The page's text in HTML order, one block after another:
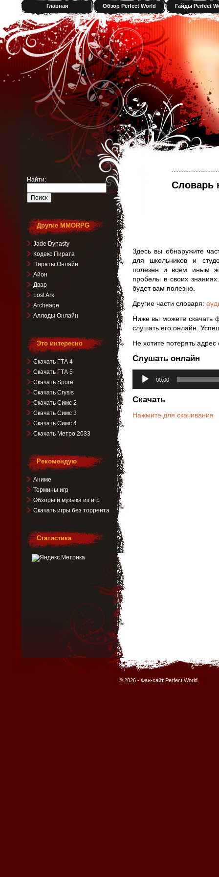
Главная Обзор Perfect World Гайды Perfect
Словарь
Здесь вы обнаружите
для школьников и
полезен и всем иным
пробелы в своих
будет вам полезно.
Другие части словаря:
Ниже вы можете скачать
слушать его онлайн.
Не хотите потерять адрес
Слушать онлайн
00:00
Скачать
Нажмите для скачивания
Найти:
Другие MMORPG
Jade Dynasty
Кодекс Пирата
Пираты Онлайн
Айон
Двар
Lost Ark
Archeage
Аллоды Онлайн
Это интересно
Скачать ГТА 4
Скачать ГТА 5
Скачать Spore
Скачать Crysis
Скачать Симс 2
Скачать Симс 3
Скачать Симс 4
Скачать Метро 2033
Рекомендую
Аниме
Термины игр
Обзоры и музыка из игр
Скачать игры без торрента
Статистика
© 2026 - Фан-сайт Perfect World